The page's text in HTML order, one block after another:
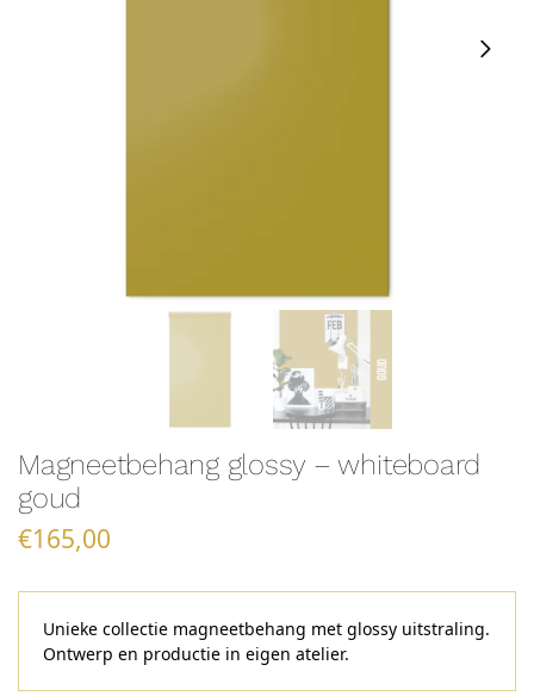
Magneetbehang glossy – whiteboard
goud
€165,00
Unieke collectie magneetbehang met glossy uitstraling.
Ontwerp en productie in eigen atelier.